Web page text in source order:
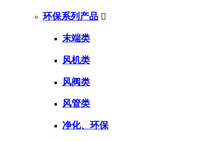
环保系列产品 
末端类
风机类
风阀类
风管类
净化、环保